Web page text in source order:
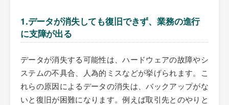
1.データが消失しても復旧できず、業務の進行
に支障が出る
データが消失する可能性は、ハードウェアの故障やシ
ステムの不具合、人為的ミスなどが挙げられます。こ
れらの原因によるデータの消失は、バックアップがな
いと復旧が困難になります。例えば取引先とのやりと